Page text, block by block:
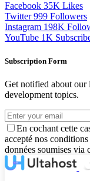
Facebook 35K Likes
Twitter 999 Followers
Instagram 198K
YouTube 1K
Subscription Form
Get notified about our
development topics.
En cochant cette
accepté nos
données soumises via